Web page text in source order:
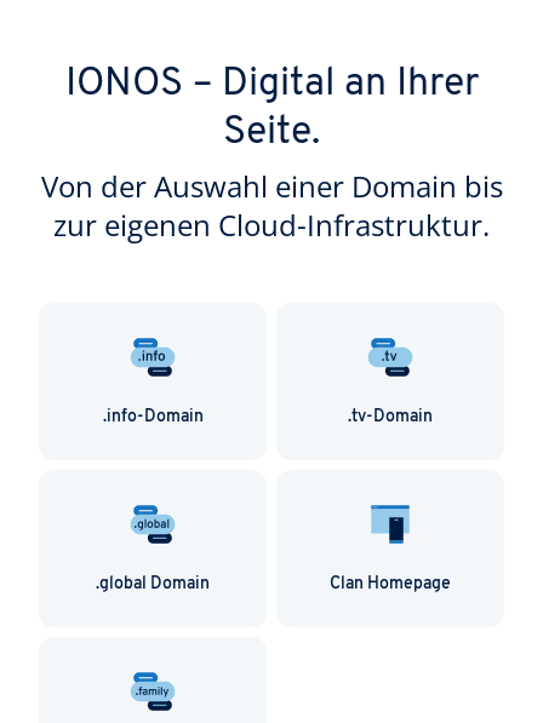
IONOS – Digital an Ihrer
Seite.
Von der Auswahl einer Domain bis
zur eigenen Cloud-Infrastruktur.
.info-Domain .tv-Domain
.global Domain Clan Homepage